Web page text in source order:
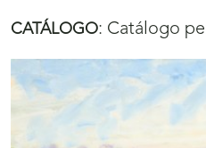
CATÁLOGO: Catálogo